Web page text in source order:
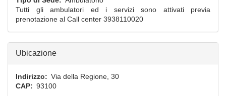
Tutti gli ambulatori ed i servizi sono attivati previa
prenotazione al Call center 3938110020
Ubicazione
Indirizzo
Via della Regione, 30
CAP
93100